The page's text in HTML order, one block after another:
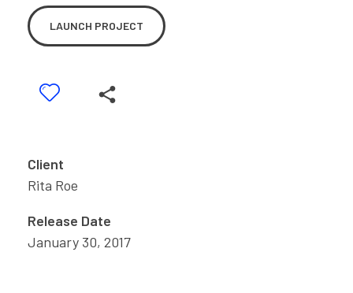
LAUNCH PROJECT
Client
Rita Roe
Release Date
January 30, 2017